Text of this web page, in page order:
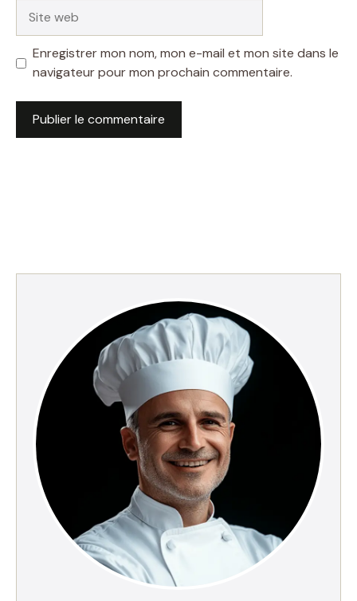
web
Enregistrer mon nom, mon e-mail et mon site dans le
navigateur pour mon prochain commentaire.